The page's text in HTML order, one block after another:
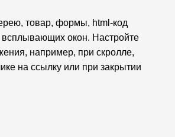
товар, формы, html-код
окон. Настройте
например, при скролле,
на ссылку или при закрытии